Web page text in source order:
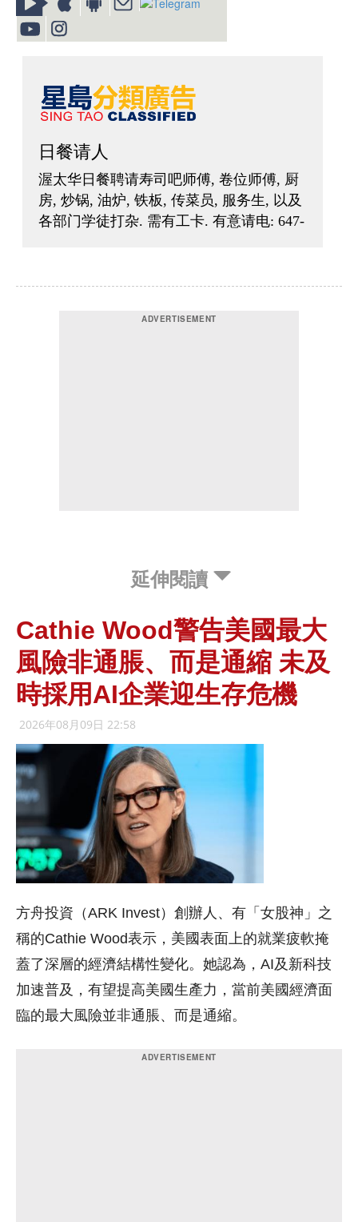
延伸閱讀
Cathie Wood警告美國最大
風險非通脹、而是通縮 未及
時採用AI企業迎生存危機
2026年08月09日 22:58
方舟投資（ARK Invest）創辦人、有「女股神」之
稱的Cathie Wood表示，美國表面上的就業疲軟掩
蓋了深層的經濟結構性變化。她認為，AI及新科技
加速普及，有望提高美國生產力，當前美國經濟面
臨的最大風險並非通脹、而是通縮。